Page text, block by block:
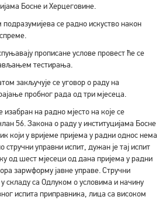
Босне и Херцеговине.
се радно искуство након
прописане услове провест ће се
тестирања.
закључује се уговор о раду на
пробног рада од три мјесеца.
на радно мјесто на које се
56. Закона о раду у институцијама Босне
који у вријеме пријема у радни однос нема
управни испит, дужан је тај испит
од шест мјесеци од дана пријема у радни
зарwформу јавне управе. Стручни
складу са Одлуком о условима и начину
испита приправника, лица са високом